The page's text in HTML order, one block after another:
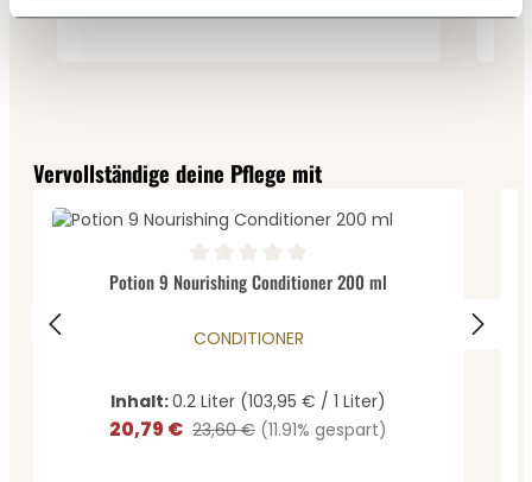
Produktgalerie überspringen
Vervollständige deine Pflege mit
Durchschnittliche Bewertung von 0 von 5 Sternen
Potion 9 Nourishing Conditioner 200 ml
CONDITIONER
Inhalt:0.2 Liter (103,95 € / 1 Liter)
Verkaufspreis:
20,79 € Regulärer Preis:
23,60 € (11.91% gespart)